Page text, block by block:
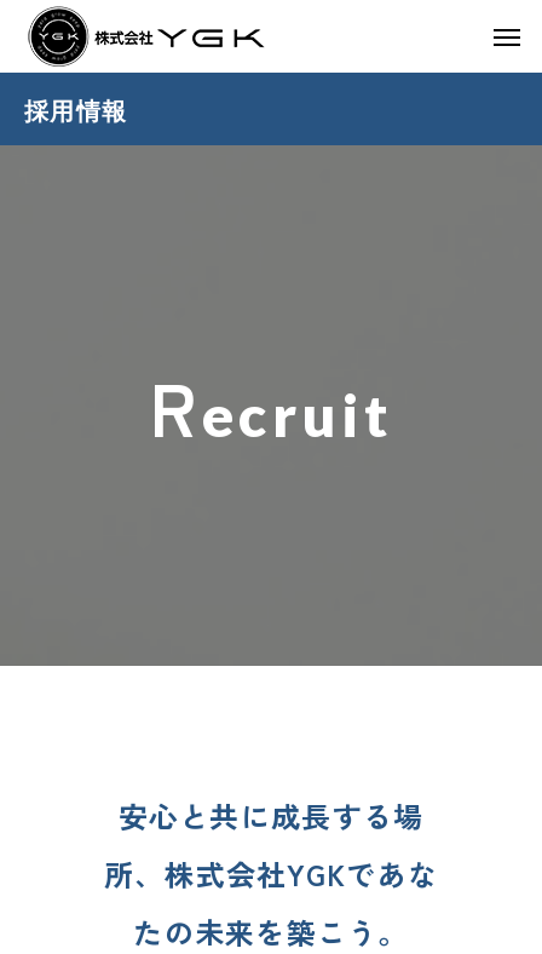
採用情報
Recruit
安心と共に成長する場
所、株式会社YGKであな
たの未来を築こう。